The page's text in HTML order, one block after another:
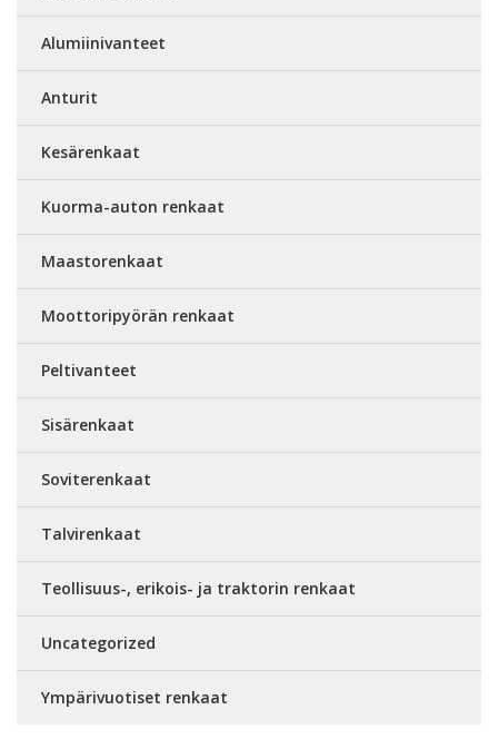
Alumiinivanteet
Anturit
Kesärenkaat
Kuorma-auton renkaat
Maastorenkaat
Moottoripyörän renkaat
Peltivanteet
Sisärenkaat
Soviterenkaat
Talvirenkaat
Teollisuus-, erikois- ja traktorin renkaat
Uncategorized
Ympärivuotiset renkaat